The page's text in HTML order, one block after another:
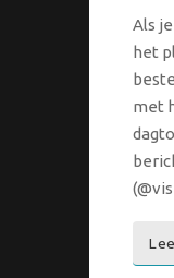
Als
het
met